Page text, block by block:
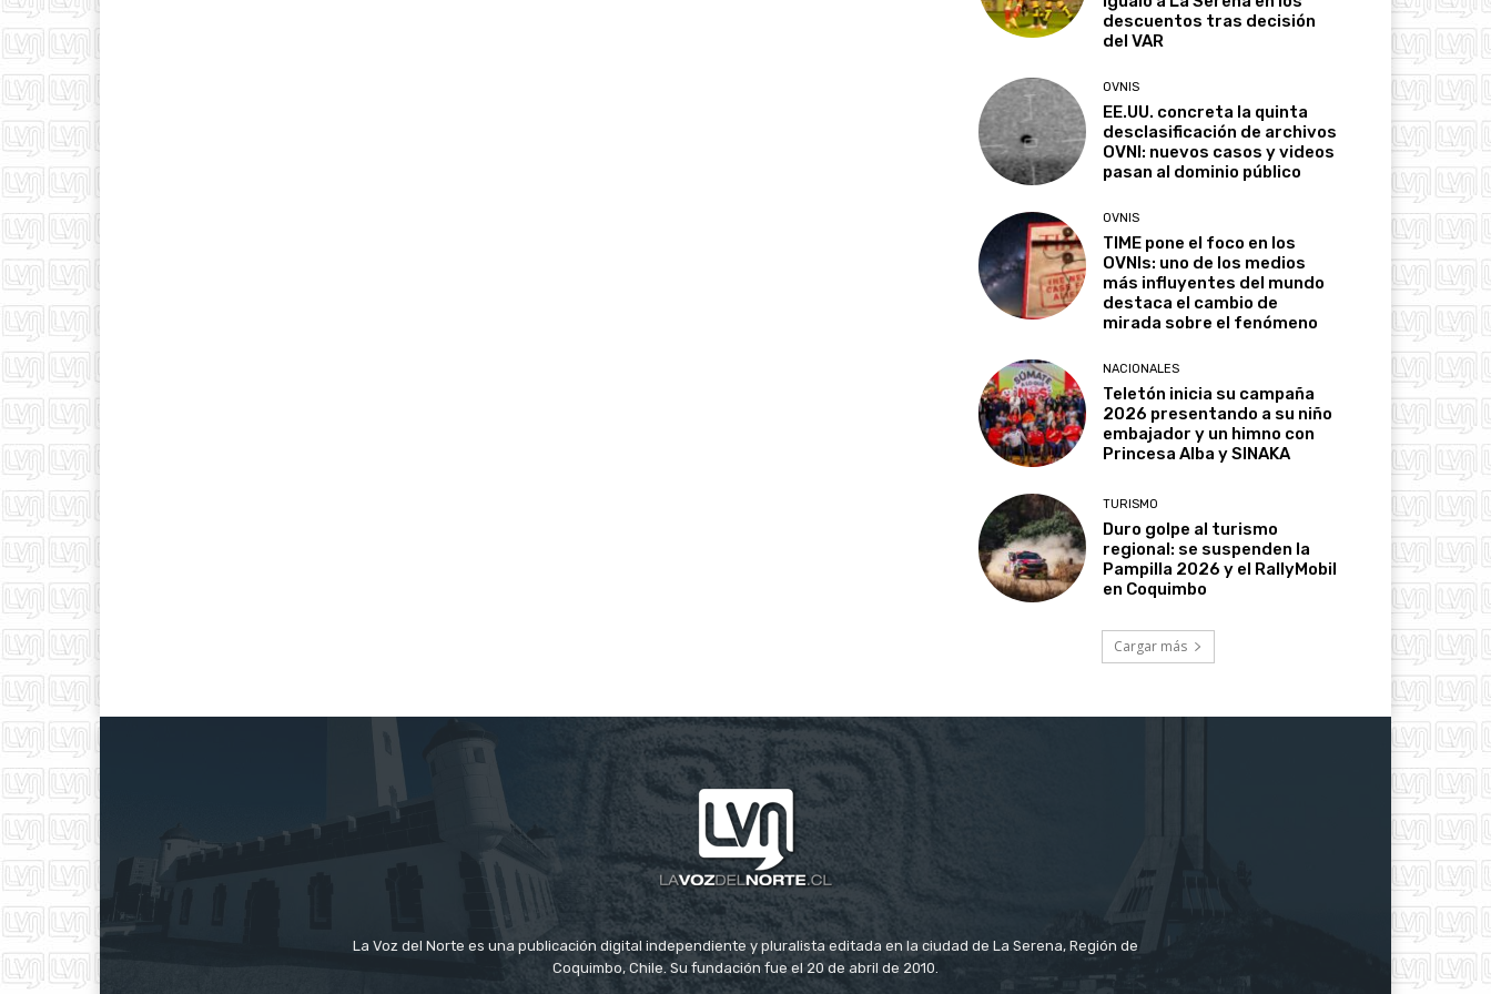
descuentos tras decisión
del VAR
OVNIS
EE.UU. concreta la quinta
desclasificación de archivos
OVNI: nuevos casos y videos
pasan al dominio público
OVNIS
TIME pone el foco en los
OVNIs: uno de los medios
más influyentes del mundo
destaca el cambio de
mirada sobre el fenómeno
NACIONALES
Teletón inicia su campaña
2026 presentando a su niño
embajador y un himno con
Princesa Alba y SINAKA
TURISMO
Duro golpe al turismo
regional: se suspenden la
Pampilla 2026 y el RallyMobil
en Coquimbo
Cargar más
La Voz del Norte es una publicación digital independiente y pluralista editada en la ciudad de La Serena, Región de
Coquimbo, Chile. Su fundación fue el 20 de abril de 2010.